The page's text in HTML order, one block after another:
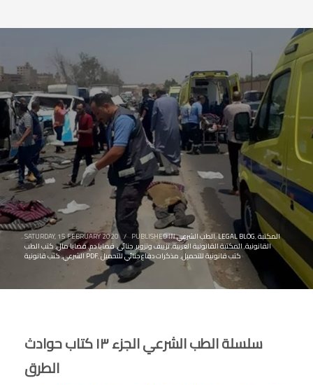
SATURDAY, 15 FEBRUARY 2020 / PUBLISHED INالطب الشرعي,LEGAL BLOG,المكتبة
القانونية,المكتبة القانونية العربية,تزييف وتزوير,جنائى,قضايا دم,قضايا مال,كتب الطب
الشرعي, كتب قانونية PDF, كتب قانونية للتحميل,مذكرات دفاع جنائي للتحميل
سلسلة الطب الشرعي الجزء ١٣ كتاب حوادث
الطرق